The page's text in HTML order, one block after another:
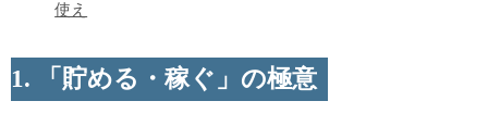
使え
1. 「貯める・稼ぐ」の極意